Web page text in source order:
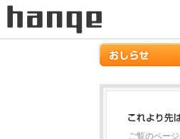
ご覧のペー